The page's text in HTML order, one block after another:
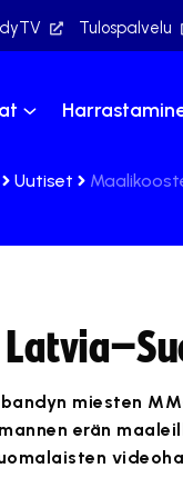
Tulospalvelu
Uutiset
miesten
erän